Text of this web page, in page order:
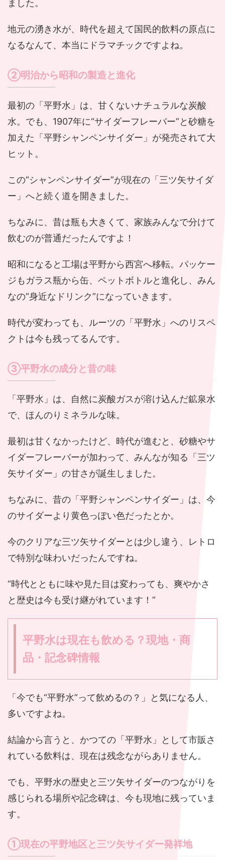
ました。
地元の湧き水が、時代を超えて国民的飲料の原点に
なるなんて、本当にドラマチックですよね。
②明治から昭和の製造と進化
最初の「平野水」は、甘くないナチュラルな炭酸
水。でも、1907年に“サイダーフレーバー”と砂糖を
加えた「平野シャンペンサイダー」が発売されて大
ヒット。
この“シャンペンサイダー”が現在の「三ツ矢サイダ
ー」へと続く道を開きました。
ちなみに、昔は瓶も大きくて、家族みんなで分けて
飲むのが普通だったんですよ！
昭和になると工場は平野から西宮へ移転。パッケー
ジもガラス瓶から缶、ペットボトルと進化し、みん
なの“身近なドリンク”になっていきます。
時代が変わっても、ルーツの「平野水」へのリスペ
クトは今も残ってるんです。
③平野水の成分と昔の味
「平野水」は、自然に炭酸ガスが溶け込んだ鉱泉水
で、ほんのりミネラルな味。
最初は甘くなかったけど、時代が進むと、砂糖やサ
イダーフレーバーが加わって、みんなが知る「三ツ
矢サイダー」の甘さが誕生しました。
ちなみに、昔の「平野シャンペンサイダー」は、今
のサイダーより黄色っぽい色だったとか。
今のクリアな三ツ矢サイダーとは少し違う、レトロ
で特別な味わいだったんですね。
“時代とともに味や見た目は変わっても、爽やかさ
と歴史は今も受け継がれています！”
平野水は現在も飲める？現地・商
品・記念碑情報
「今でも“平野水”って飲めるの？」と気になる人、
多いですよね。
結論から言うと、かつての「平野水」として市販さ
れている飲料は、現在は残念ながらありません。
でも、平野水の歴史と三ツ矢サイダーのつながりを
感じられる場所や記念碑は、今も現地に残っていま
す。
①現在の平野地区と三ツ矢サイダー発祥地